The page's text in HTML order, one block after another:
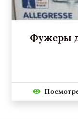
Фужеры